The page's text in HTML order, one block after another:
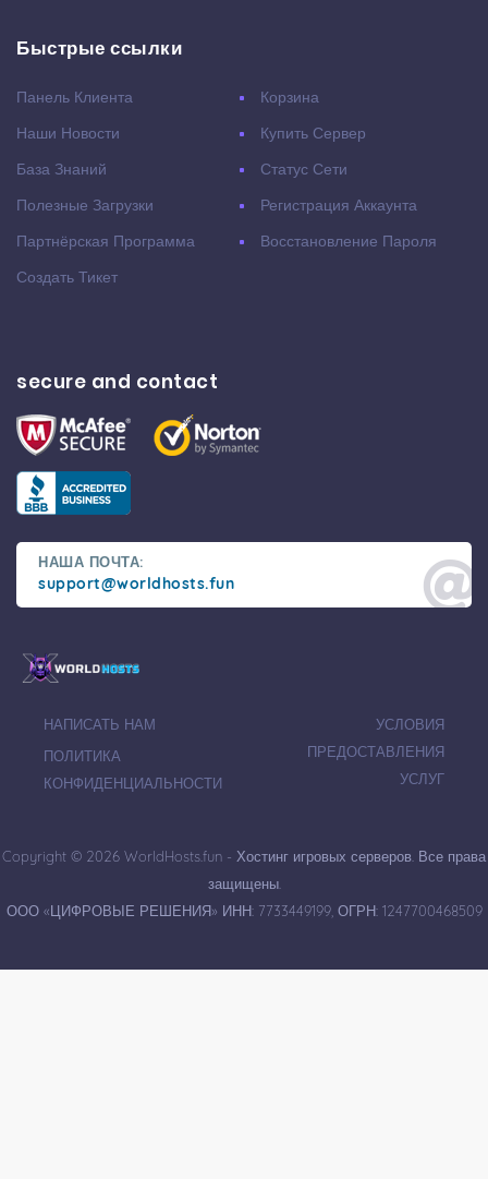
Быстрые ссылки
Панель Клиента
Наши Новости
База Знаний
Полезные Загрузки
Партнёрская Программа
Создать Тикет
Корзина
Купить Сервер
Статус Сети
Регистрация Аккаунта
Восстановление Пароля
secure and contact
НАША ПОЧТА:
support@worldhosts.fun
НАПИСАТЬ НАМ
ПОЛИТИКА
КОНФИДЕНЦИАЛЬНОСТИ
УСЛОВИЯ
ПРЕДОСТАВЛЕНИЯ
УСЛУГ
Copyright © 2026 WorldHosts.fun - Хостинг игровых серверов. Все права
защищены.
ООО «ЦИФРОВЫЕ РЕШЕНИЯ» ИНН: 7733449199, ОГРН: 1247700468509